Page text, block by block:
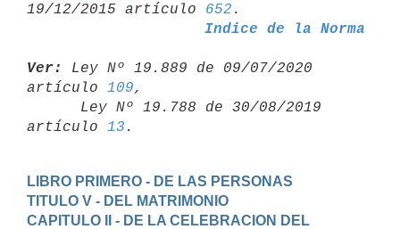
19/12/2015 artículo 652
Indice de la Norma
Ver:
Ley Nº 19.889 de 09/07/2020
artículo 109,
artículo 13
LIBRO PRIMERO - DE LAS PERSONAS
TITULO V - DEL MATRIMONIO
CAPITULO II - DE LA CELEBRACION DEL